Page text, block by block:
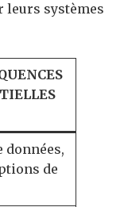
systèmes
données,
de